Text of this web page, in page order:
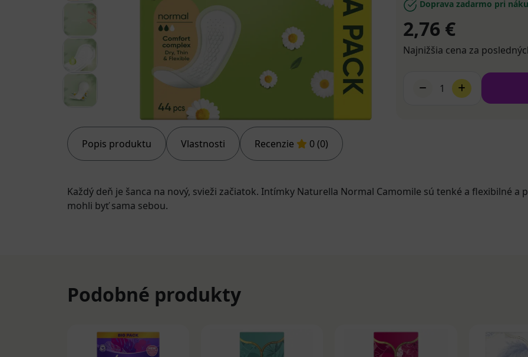
Popis produktu Vlastnosti Recenzie 0 (0)
Doprava zadarmo pri
2,76 €
Najnižšia cena za
1
Každý deň je šanca na nový, svieži začiatok. Intímky Naturella Normal Camomile sú tenké a flexibilné
mohli byť sama sebou.
Podobné produkty